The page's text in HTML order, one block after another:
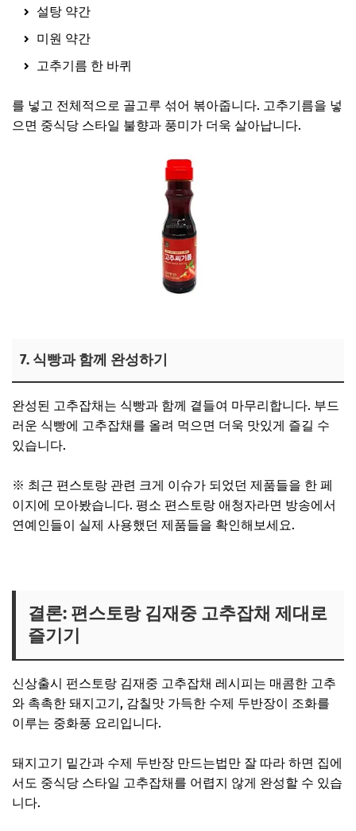
설탕 약간
미원 약간
고추기름 한 바퀴
를 넣고 전체적으로 골고루 섞어 볶아줍니다. 고추기름을 넣
으면 중식당 스타일 불향과 풍미가 더욱 살아납니다.
7. 식빵과 함께 완성하기
완성된 고추잡채는 식빵과 함께 곁들여 마무리합니다. 부드
러운 식빵에 고추잡채를 올려 먹으면 더욱 맛있게 즐길 수
있습니다.
※ 최근 편스토랑 관련 크게 이슈가 되었던 제품들을 한 페
이지에 모아봤습니다. 평소 편스토랑 애청자라면 방송에서
연예인들이 실제 사용했던 제품들을 확인해보세요.
결론: 편스토랑 김재중 고추잡채 제대로
즐기기
신상출시 펀스토랑 김재중 고추잡채 레시피는 매콤한 고추
와 촉촉한 돼지고기, 감칠맛 가득한 수제 두반장이 조화를
이루는 중화풍 요리입니다.
돼지고기 밑간과 수제 두반장 만드는법만 잘 따라 하면 집에
서도 중식당 스타일 고추잡채를 어렵지 않게 완성할 수 있습
니다.